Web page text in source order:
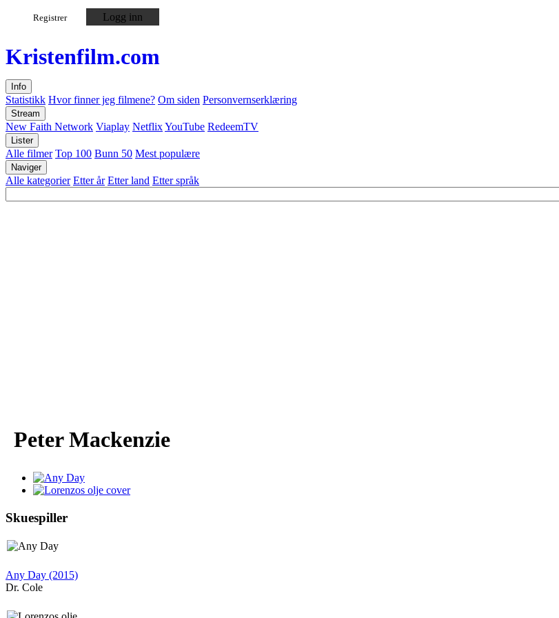
Registrer Logg inn
Kristenfilm.com
Info
Statistikk Hvor finner jeg filmene? Om siden Personvernserklæring
Stream
New Faith Network Viaplay NetflixYouTube RedeemTV
Lister
Alle filmer Top 100 Bunn 50 Mest populære
Naviger
Alle kategorier Etter år Etter land Etter språk
Peter Mackenzie
Skuespiller
Any Day (2015)
Dr. Cole